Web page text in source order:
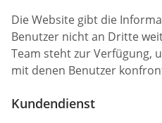
Die Website gibt die
Benutzer nicht an Dritte
Team steht zur Verfügung,
mit denen Benutzer
Kundendienst